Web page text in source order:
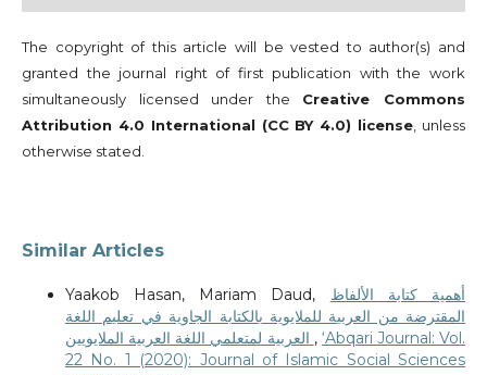
The copyright of this article will be vested to author(s) and
granted the journal right of first publication with the work
simultaneously licensed under the Creative Commons
Attribution 4.0 International (CC BY 4.0) license, unless
otherwise stated.
Similar Articles
Yaakob Hasan, Mariam Daud, أهمية كتابة الألفاظ
المقترضة من العربية للملايوية بالكتابة الجاوية في تعليم اللغة
, ‘Abqari Journal: Vol.
22 No. 1 (2020): Journal of Islamic Social Sciences